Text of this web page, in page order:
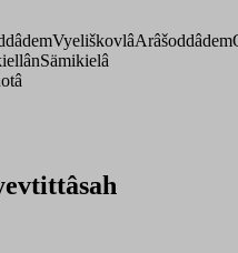
VyeliškovlâArâšoddâdem
Sämikielâ